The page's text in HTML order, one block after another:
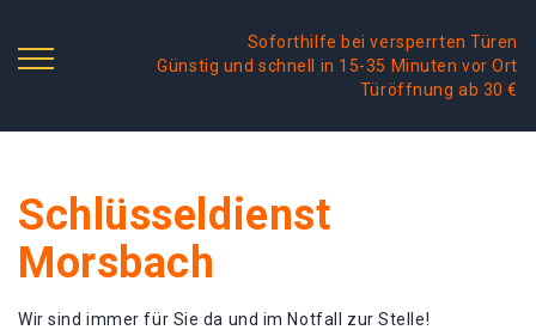
Soforthilfe bei versperrten Türen
Günstig und schnell in 15-35 Minuten vor Ort
Türöffnung ab 30 €
Schlüsseldienst
Morsbach
Wir sind immer für Sie da und im Notfall zur Stelle!